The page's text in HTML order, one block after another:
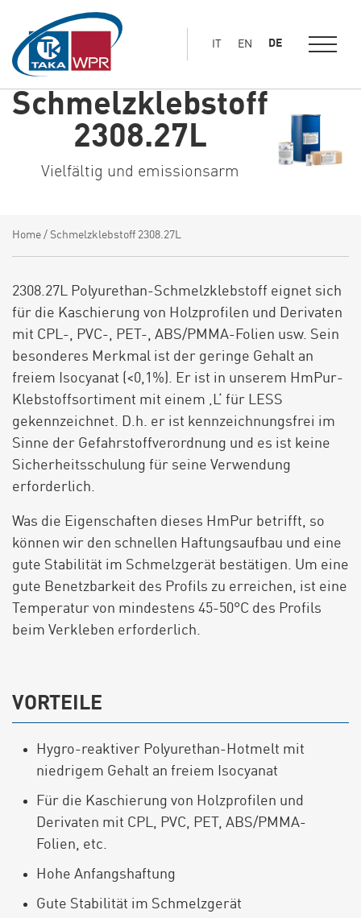
springen
IT EN DE
Schmelzklebstoff
2308.27L
Vielfältig und emissionsarm
Home / Schmelzklebstoff 2308.27L
2308.27L Polyurethan-Schmelzklebstoff eignet sich
für die Kaschierung von Holzprofilen und Derivaten
mit CPL-, PVC-, PET-, ABS/PMMA-Folien usw. Sein
besonderes Merkmal ist der geringe Gehalt an
freiem Isocyanat (<0,1%). Er ist in unserem HmPur-
Klebstoffsortiment mit einem ‚L‘ für LESS
gekennzeichnet. D.h. er ist kennzeichnungsfrei im
Sinne der Gefahrstoffverordnung und es ist keine
Sicherheitsschulung für seine Verwendung
erforderlich.
Was die Eigenschaften dieses HmPur betrifft, so
können wir den schnellen Haftungsaufbau und eine
gute Stabilität im Schmelzgerät bestätigen. Um eine
gute Benetzbarkeit des Profils zu erreichen, ist eine
Temperatur von mindestens 45-50°C des Profils
beim Verkleben erforderlich.
VORTEILE
Hygro-reaktiver Polyurethan-Hotmelt mit
niedrigem Gehalt an freiem Isocyanat
Für die Kaschierung von Holzprofilen und
Derivaten mit CPL, PVC, PET, ABS/PMMA-
Folien, etc.
Hohe Anfangshaftung
Gute Stabilität im Schmelzgerät